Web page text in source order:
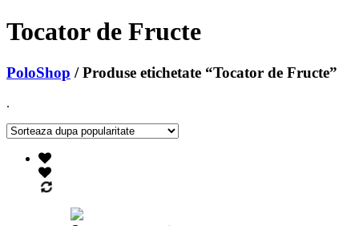
Tocator de Fructe
PoloShop / Produse etichetate “Tocator de Fructe”
.